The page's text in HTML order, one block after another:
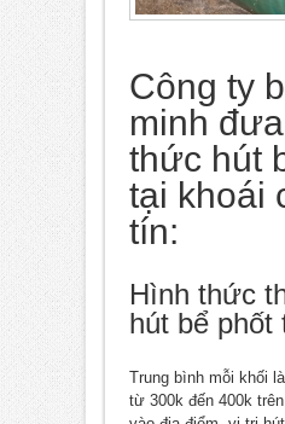
Công ty
minh
thức hút
tại khoái
tín:
Hình thức
hút bể phốt
Trung bình mỗi khối là
từ 300k đến 400k